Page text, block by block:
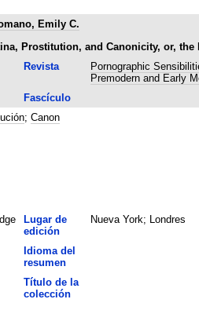
Emily C.
Prostitution, and Canonicity, or, the
Revista
Pornographic
Premodern and Early
Fascículo
; Canon
Lugar de
edición
Nueva York; Londres
Idioma del
resumen
Título de la
colección